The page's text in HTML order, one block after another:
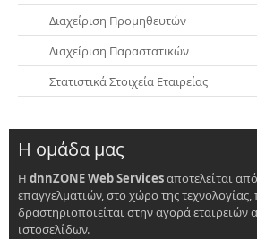
Διαχείριση Προμηθευτών
Διαχείριση Παραστατικών
Στατιστικά Στοιχεία Εταιρείας
Η ομάδα μας
Η dnnZONE Web Servicesαποτελείται
επαγγελματιών, στο χώρο της
δραστηριοποιείται στην αγορά εταιρειών
ιστοσελίδων.